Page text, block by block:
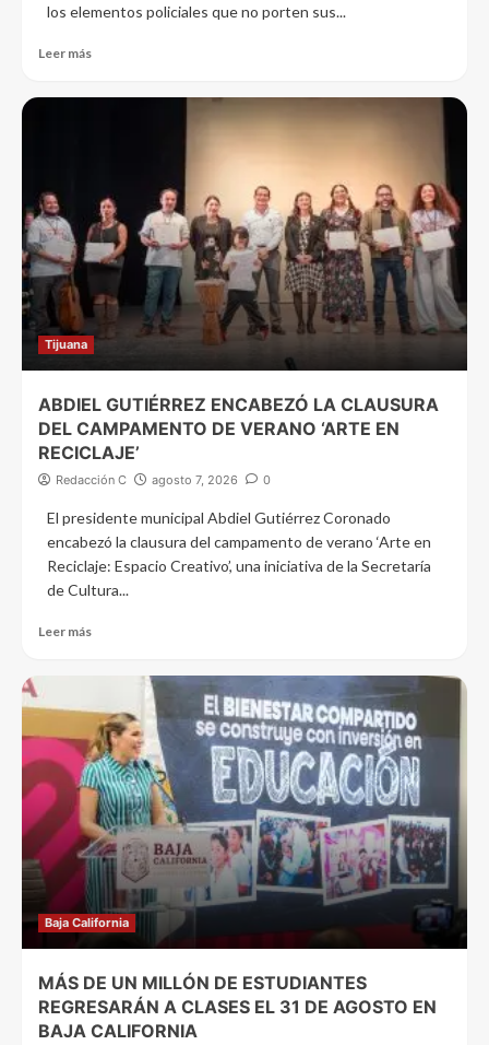
los elementos policiales que no porten sus...
Leer más
Tijuana
ABDIEL GUTIÉRREZ ENCABEZÓ LA CLAUSURA
DEL CAMPAMENTO DE VERANO ‘ARTE EN
RECICLAJE’
Redacción C agosto 7, 2026 0
El presidente municipal Abdiel Gutiérrez Coronado
encabezó la clausura del campamento de verano ‘Arte en
Reciclaje: Espacio Creativo’, una iniciativa de la Secretaría
de Cultura...
Leer más
Baja California
MÁS DE UN MILLÓN DE ESTUDIANTES
REGRESARÁN A CLASES EL 31 DE AGOSTO EN
BAJA CALIFORNIA